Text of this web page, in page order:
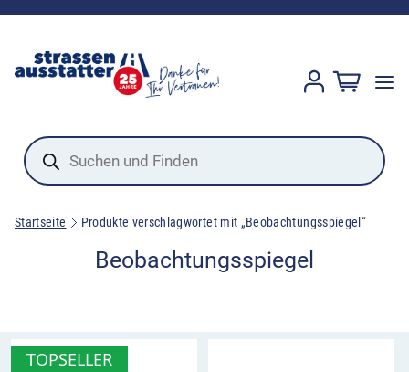
Products
search
Startseite Produkte verschlagwortet mit „Beobachtungsspiegel“
Beobachtungsspiegel
TOPSELLER